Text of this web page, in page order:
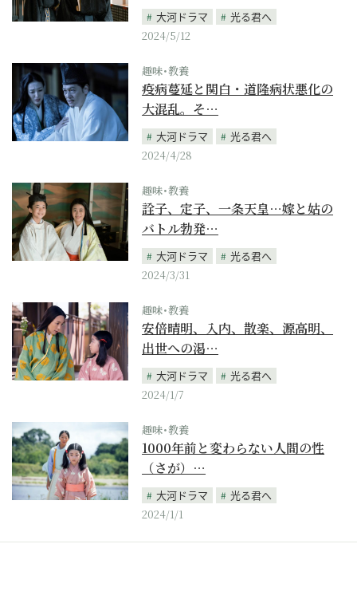
大河ドラマ
光る君へ
2024/5/12
趣味･教養
疫病蔓延と関白・道隆病状悪化の
大混乱。そ…
大河ドラマ
光る君へ
2024/4/28
趣味･教養
詮子、定子、一条天皇…嫁と姑の
バトル勃発…
大河ドラマ
光る君へ
2024/3/31
趣味･教養
安倍晴明、入内、散楽、源高明、
出世への渇…
大河ドラマ
光る君へ
2024/1/7
趣味･教養
1000年前と変わらない人間の性
（さが）…
大河ドラマ
光る君へ
2024/1/1